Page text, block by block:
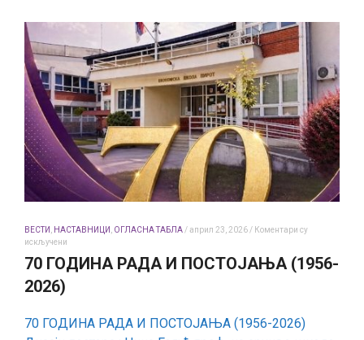
ВЕСТИ НАСТАВНИЦИ ОГЛАСНА ТАБЛА /април 23, 2026 / Коментари су
искључени
ГОДИНА
2026)
70 ГОДИНА РАДА И ПОСТОЈАЊА (1956-
2026)
70 ГОДИНА РАДА И ПОСТОЈАЊА (1956-2026)